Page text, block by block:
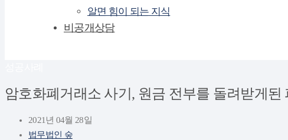
알면 힘이 되는 지식
비공개상담
암호화폐거래소 사기, 원금 전부를 돌려받게된
2021년 04월 28일
법무법인 숲